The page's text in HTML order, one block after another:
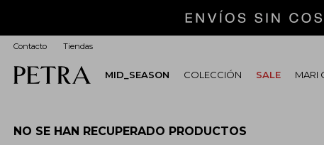
MID_SEASON COLECCIÓN SALE MARI
Contacto Tiendas
NO SE HAN RECUPERADO PRODUCTOS